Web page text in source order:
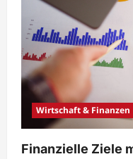
Wirtschaft & Finanzen
Finanzielle Ziele